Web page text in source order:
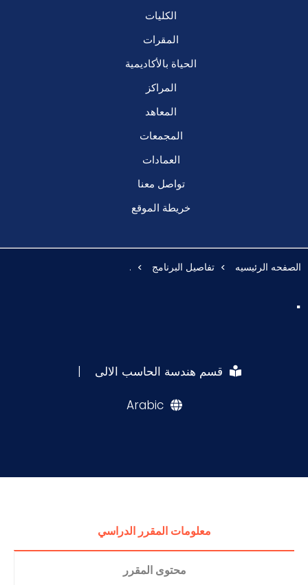
الكليات
المقرات
الحياة بالأكاديمية
المراكز
المعاهد
المجمعات
العمادات
تواصل معنا
خريطة الموقع
الصفحه الرئيسيه تفاصيل البرنامج .
.
قسم هندسة الحاسب الالى |
Arabic
معلومات المقرر الدراسي
محتوى المقرر